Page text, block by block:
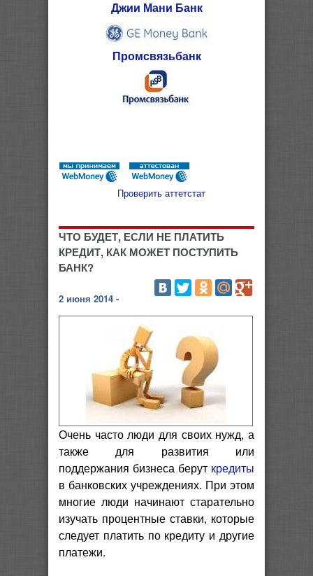
Джии Мани Банк
Промсвязьбанк
Проверить аттетстат
ЧТО БУДЕТ, ЕСЛИ НЕ ПЛАТИТЬ
КРЕДИТ, КАК МОЖЕТ ПОСТУПИТЬ
БАНК?
2 июня 2014 -
Очень часто люди для своих нужд, а
также для развития или
поддержания бизнеса берут кредиты
в банковских учреждениях. При этом
многие люди начинают старательно
изучать процентные ставки, которые
следует платить по кредиту и другие
платежи.